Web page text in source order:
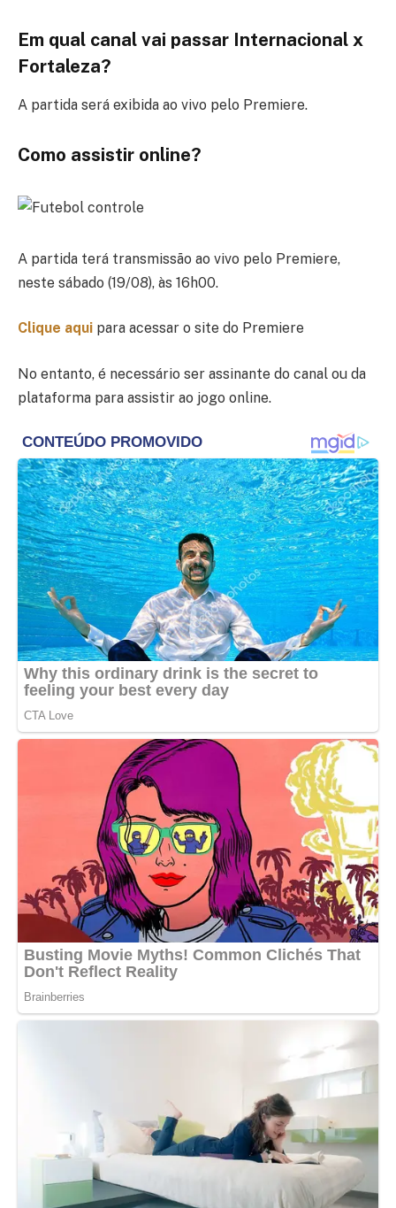
Em qual canal vai passar Internacional x
Fortaleza?
A partida será exibida ao vivo pelo Premiere.
Como assistir online?
A partida terá transmissão ao vivo pelo Premiere,
neste sábado (19/08), às 16h00.
Clique aqui para acessar o site do Premiere
No entanto, é necessário ser assinante do canal ou da
plataforma para assistir ao jogo online.